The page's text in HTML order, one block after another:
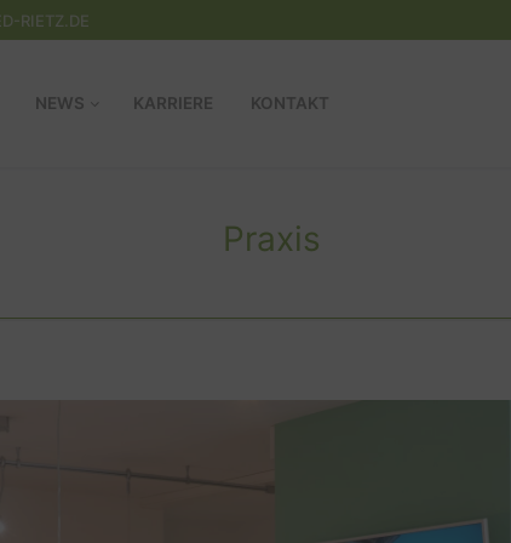
RIETZ.DE
NEWS KARRIERE KONTAKT
Praxis